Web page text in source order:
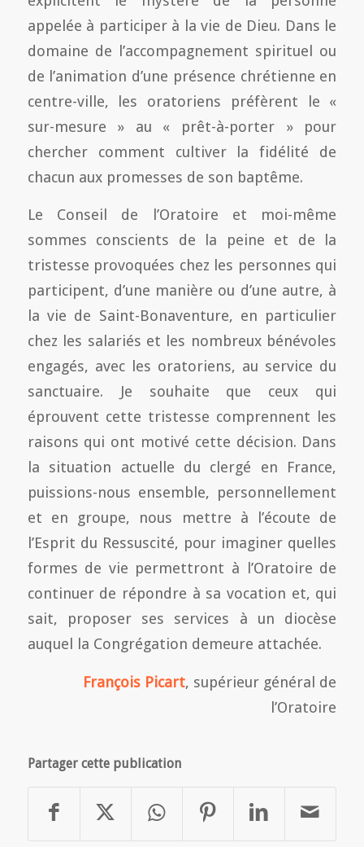
appelée à participer à la vie de Dieu. Dans le
domaine de l’accompagnement spirituel ou
de l’animation d’une présence chrétienne en
centre-ville, les oratoriens préfèrent le «
sur-mesure » au « prêt-à-porter » pour
chercher comment cultiver la fidélité de
chacun aux promesses de son baptême.
Le Conseil de l’Oratoire et moi-même
sommes conscients de la peine et de la
tristesse provoquées chez les personnes qui
participent, d’une manière ou d’une autre, à
la vie de Saint-Bonaventure, en particulier
chez les salariés et les nombreux bénévoles
engagés, avec les oratoriens, au service du
sanctuaire. Je souhaite que ceux qui
éprouvent cette tristesse comprennent les
raisons qui ont motivé cette décision. Dans
la situation actuelle du clergé en France,
puissions-nous ensemble, personnellement
et en groupe, nous mettre à l’écoute de
l’Esprit du Ressuscité, pour imaginer quelles
formes de vie permettront à l’Oratoire de
continuer de répondre à sa vocation et, qui
sait, proposer ses services à un diocèse
auquel la Congrégation demeure attachée.
François Picart, supérieur général de
l’Oratoire
Partager cette publication